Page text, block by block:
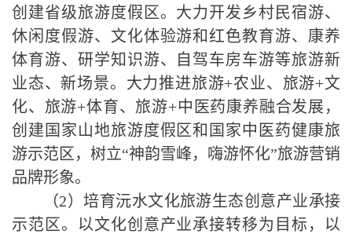
创建省级旅游度假区。大力开发乡村民宿游、
休闲度假游、文化体验游和红色教育游、康养
体育游、研学知识游、自驾车房车游等旅游新
业态、新场景。大力推进旅游+农业、旅游+文
化、旅游+体育、旅游+中医药康养融合发展，
创建国家山地旅游度假区和国家中医药健康旅
游示范区，树立“神韵雪峰，嗨游怀化”旅游营销
品牌形象。
（2）培育沅水文化旅游生态创意产业承接
示范区。以文化创意产业承接转移为目标，以